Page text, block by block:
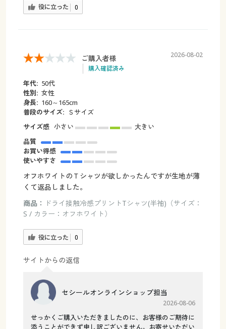
役に立った 0
ご購入者様
購入確認済み
2026-08-02
年代: 50代
性別: 女性
身長: 160～165cm
普段のサイズ: Ｓサイズ
サイズ感 小さい
大きい
品質
お買い得感
使いやすさ
オフホワイトのＴシャツが欲しかったんですが生地が薄
くて返品しました。
商品：
ドライ接触冷感プリントTシャツ(半袖)（サイズ：
S / カラー：オフホワイト）
役に立った 0
サイトからの返信
セシールオンラインショップ担当
2026-08-06
せっかくご購入いただきましたのに、お客様のご期待に
添うことができず申し訳ございません。お寄せいただい